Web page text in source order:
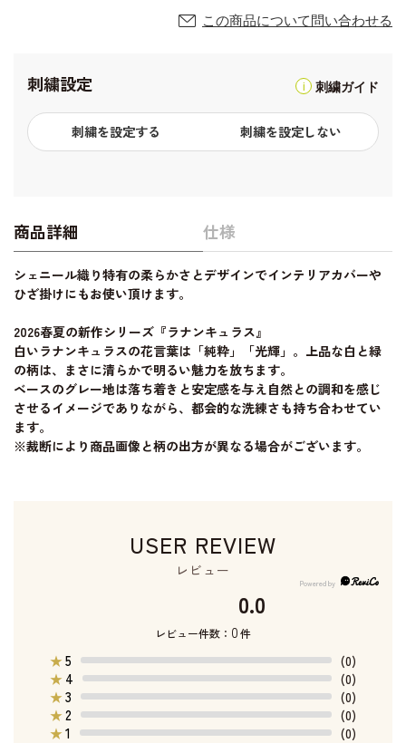
この商品について問い合わせる
刺繍設定 刺繍ガイド
刺繍を設定する 刺繍を設定しない
商品詳細 仕様
シェニール織り特有の柔らかさとデザインでインテリアカバーや
ひざ掛けにもお使い頂けます。
2026春夏の新作シリーズ『ラナンキュラス』
白いラナンキュラスの花言葉は「純粋」「光輝」。上品な白と緑
の柄は、まさに清らかで明るい魅力を放ちます。
ベースのグレー地は落ち着きと安定感を与え自然との調和を感じ
させるイメージでありながら、都会的な洗練さも持ち合わせてい
ます。
※裁断により商品画像と柄の出方が異なる場合がございます。
USER REVIEW
レビュー
0.0
レビュー件数： 0件
★5
(0)
★ 4
(0)
★3
(0)
★2
(0)
★1
(0)